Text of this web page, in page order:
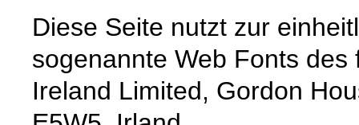
Diese Seite nutzt zur
sogenannte Web Fonts
Ireland Limited, Gordon